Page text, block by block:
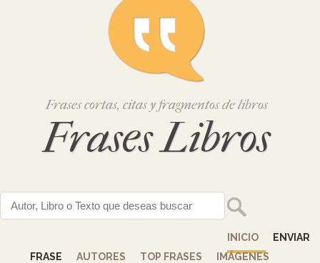
Frases cortas, citas y fragmentos de libros
Frases Libros
INICIO
ENVIAR
FRASE
AUTORES TOP FRASES IMÁGENES